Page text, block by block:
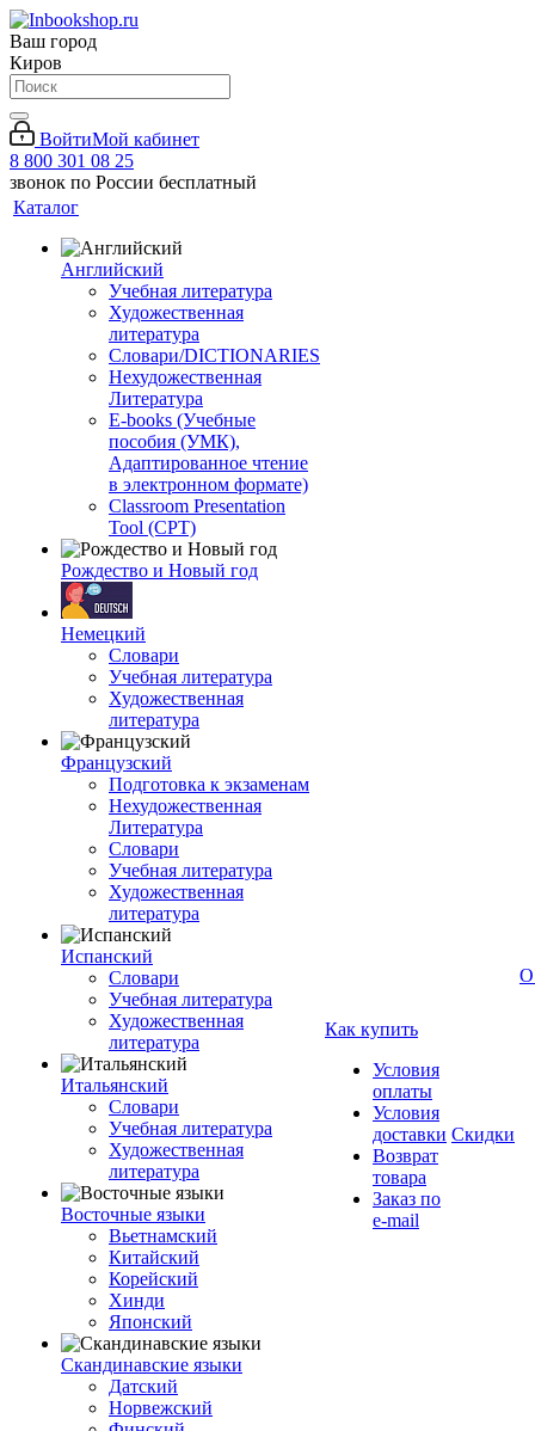
Ваш город
Киров
ВойтиМой кабинет
8 800 301 08 25
звонок по России бесплатный
Каталог
Английский
Учебная литература
Художественная
литература
Словари/DICTIONARIES
Нехудожественная
Литература
E-books (Учебные
пособия (УМК),
Адаптированное чтение
в электронном формате)
Classroom Presentation
Tool (CPT)
Рождество и Новый год
Немецкий
Словари
Учебная литература
Художественная
литература
Французский
Подготовка к экзаменам
Нехудожественная
Литература
Словари
Учебная литература
Художественная
литература
Испанский
Словари
Учебная литература
Художественная
литература
Итальянский
Словари
Учебная литература
Художественная
литература
Восточные языки
Вьетнамский
Китайский
Корейский
Хинди
Японский
Скандинавские языки
Датский
Норвежский
Как купить
Условия
оплаты
Условия
доставки
Возврат
товара
Заказ по
e-mail
Скидки
О